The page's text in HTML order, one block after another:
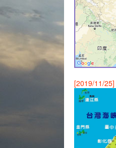
[2019/11/25]